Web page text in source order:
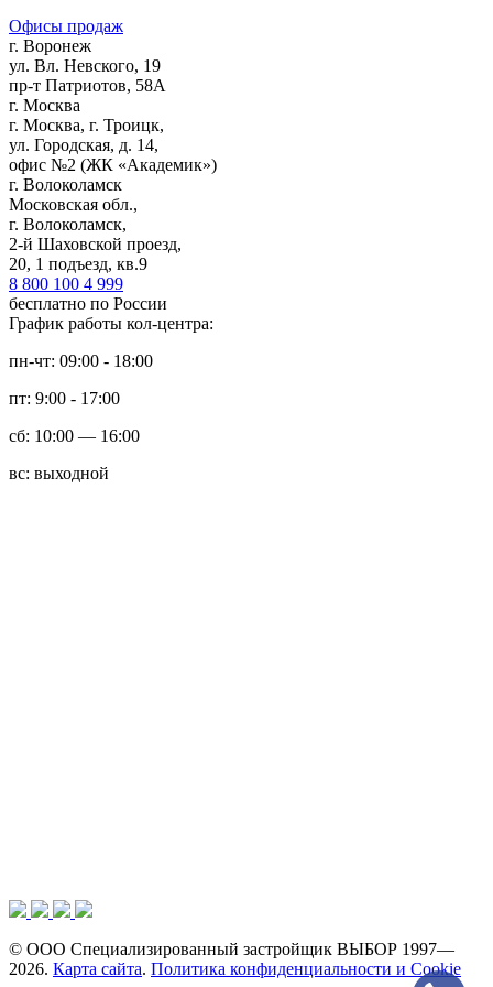
Офисы продаж
г. Воронеж
ул. Вл. Невского, 19
пр-т Патриотов, 58А
г. Москва
г. Москва, г. Троицк,
ул. Городская, д. 14,
офис №2 (ЖК «Академик»)
г. Волоколамск
Московская обл.,
г. Волоколамск,
2-й Шаховской проезд,
20, 1 подъезд, кв.9
8 800 100 4 999
бесплатно по России
График работы кол-центра:
пн-чт: 09:00 - 18:00
пт: 9:00 - 17:00
сб: 10:00 — 16:00
вс: выходной
© ООО Специализированный застройщик ВЫБОР 1997—
2026. Карта сайта. Политика конфиденциальности и Cookie